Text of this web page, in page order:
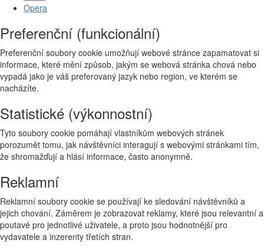
Opera
Preferenční (funkcionální)
Preferenční soubory cookie umožňují webové stránce zapamatovat si
informace, které mění způsob, jakým se webová stránka chová nebo
vypadá jako je váš preferovaný jazyk nebo region, ve kterém se
nacházíte.
Statistické (výkonnostní)
Tyto soubory cookie pomáhají vlastníkům webových stránek
porozumět tomu, jak návštěvníci interagují s webovými stránkami tím,
že shromažďují a hlásí informace, často anonymně.
Reklamní
Reklamní soubory cookie se používají ke sledování návštěvníků a
jejich chování. Záměrem je zobrazovat reklamy, které jsou relevantní a
poutavé pro jednotlivé uživatele, a proto jsou hodnotnější pro
vydavatele a inzerenty třetích stran.